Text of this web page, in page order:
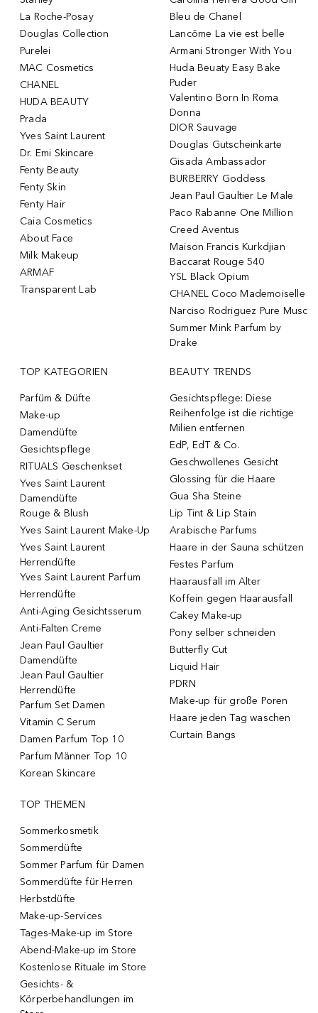
La Roche-Posay
Douglas Collection
Purelei
MAC Cosmetics
CHANEL
HUDA BEAUTY
Prada
Yves Saint Laurent
Dr. Emi Skincare
Fenty Beauty
Fenty Skin
Fenty Hair
Caia Cosmetics
About Face
Milk Makeup
ARMAF
Transparent Lab
Bleu de Chanel
Lancôme La vie est belle
Armani Stronger With You
Huda Beuaty Easy Bake
Puder
Valentino Born In Roma
Donna
DIOR Sauvage
Douglas Gutscheinkarte
Gisada Ambassador
BURBERRY Goddess
Jean Paul Gaultier Le Male
Paco Rabanne One Million
Creed Aventus
Maison Francis Kurkdjian
Baccarat Rouge 540
YSL Black Opium
CHANEL Coco Mademoiselle
Narciso Rodriguez Pure Musc
Summer Mink Parfum by
Drake
TOP KATEGORIEN
Parfüm & Düfte
Make-up
Damendüfte
Gesichtspflege
RITUALS Geschenkset
Yves Saint Laurent
Damendüfte
Rouge & Blush
Yves Saint Laurent Make-Up
Yves Saint Laurent
Herrendüfte
Yves Saint Laurent Parfum
Herrendüfte
Anti-Aging Gesichtsserum
Anti-Falten Creme
Jean Paul Gaultier
Damendüfte
Jean Paul Gaultier
Herrendüfte
Parfum Set Damen
Vitamin C Serum
Damen Parfum Top 10
Parfum Männer Top 10
Korean Skincare
BEAUTY TRENDS
Gesichtspflege: Diese
Reihenfolge ist die richtige
Milien entfernen
EdP, EdT & Co.
Geschwollenes Gesicht
Glossing für die Haare
Gua Sha Steine
Lip Tint & Lip Stain
Arabische Parfums
Haare in der Sauna schützen
Festes Parfum
Haarausfall im Alter
Koffein gegen Haarausfall
Cakey Make-up
Pony selber schneiden
Butterfly Cut
Liquid Hair
PDRN
Make-up für große Poren
Haare jeden Tag waschen
Curtain Bangs
TOP THEMEN
Sommerkosmetik
Sommerdüfte
Sommer Parfum für Damen
Sommerdüfte für Herren
Herbstdüfte
Make-up-Services
Tages-Make-up im Store
Abend-Make-up im Store
Kostenlose Rituale im Store
Gesichts- &
Körperbehandlungen im